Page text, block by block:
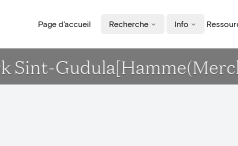
Page d'accueil Recherche Info
Sint-